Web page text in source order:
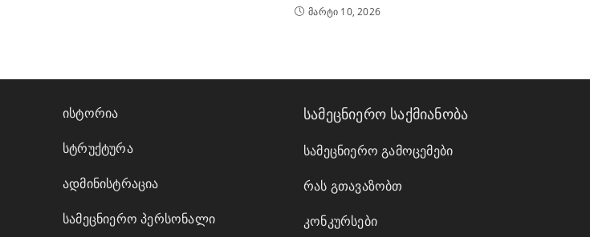
მარტი 10, 2026
ისტორია
სტრუქტურა
ადმინისტრაცია
სამეცნიერო პერსონალი
სამეცნიერო საქმიანობა
სამეცნიერო გამოცემები
რას გთავაზობთ
კონკურსები